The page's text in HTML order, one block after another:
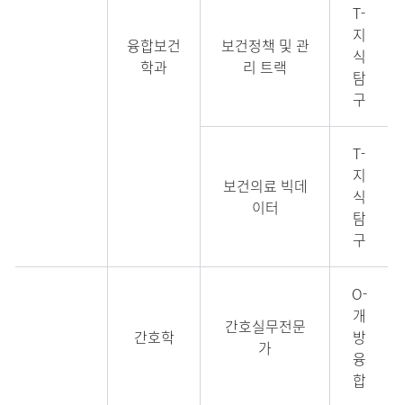
융합보건
학과
보건정책 및 관
리 트랙
T-
지
식
탐
구
보건의료 빅데
이터
T-
지
식
탐
구
간호학
간호실무전문
가
O-
개
방
융
합